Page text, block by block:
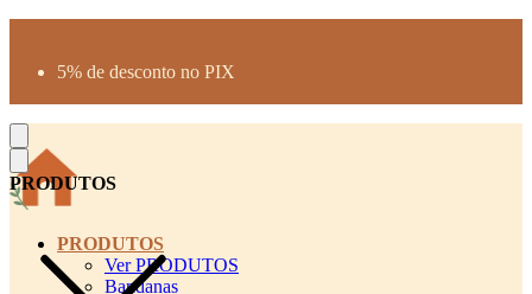
5% de desconto no PIX
PRODUTOS
PRODUTOS
Ver PRODUTOS
Bandanas